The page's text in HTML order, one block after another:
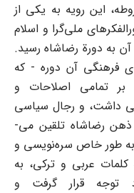
این رویه به یکی از
ملی‌گرا و اسلام
به دورة رضاشاه رسید.
فرهنگی آن دوره - که
بر تمامی اصلاحات و
داشت، و رجال سیاسی
رضاشاه تلقین می-
به طور خاص سره‌نویسی و
کلمات عربی و ترکی، به
قرار گرفت و